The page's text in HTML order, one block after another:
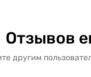
Отзывов
другим